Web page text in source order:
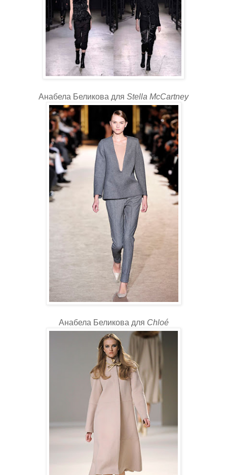
Анабела Беликова для Stella McCartney
Анабела Беликова для Chloé